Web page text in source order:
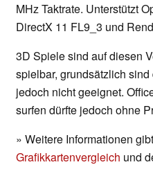
MHz Taktrate. Unterstützt
DirectX 11 FL9_3 und
3D Spiele sind auf diesen
spielbar, grundsätzlich
jedoch nicht geeignet.
surfen dürfte jedoch ohne
» Weitere Informationen
Grafikkartenvergleich und